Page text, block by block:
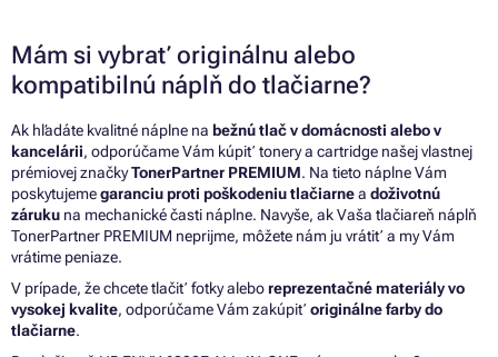
Mám si vybrať originálnu alebo
kompatibilnú náplň do tlačiarne?
Ak hľadáte kvalitné náplne na bežnú tlač v domácnosti alebo v
kancelárii, odporúčame Vám kúpiť tonery a cartridge našej vlastnej
prémiovej značkyTonerPartner PREMIUM. Na tieto náplne Vám
poskytujemegaranciu proti poškodeniu tlačiarnea doživotnú
záruku na mechanické časti náplne. Navyše, ak Vaša tlačiareň náplň
TonerPartner PREMIUM neprijme, môžete nám ju vrátiť a my Vám
vrátime peniaze.
V prípade, že chcete tlačiť fotky aleboreprezentačné materiály vo
vysokej kvalite, odporúčame Vám zakúpiť originálne farby do
tlačiarne.